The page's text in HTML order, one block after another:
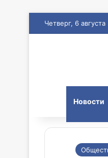
Четверг, 6
Новости